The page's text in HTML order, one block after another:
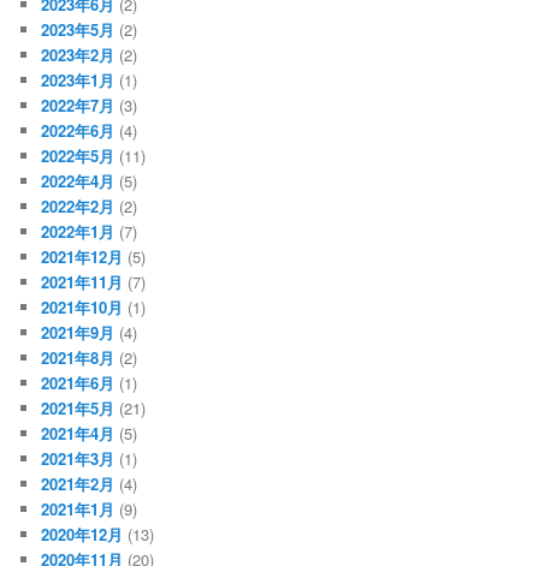
2023年5月 (2)
2023年2月 (2)
2023年1月 (1)
2022年7月 (3)
2022年6月 (4)
2022年5月 (11)
2022年4月 (5)
2022年2月 (2)
2022年1月 (7)
2021年12月 (5)
2021年11月 (7)
2021年10月 (1)
2021年9月 (4)
2021年8月 (2)
2021年6月 (1)
2021年5月 (21)
2021年4月 (5)
2021年3月 (1)
2021年2月 (4)
2021年1月 (9)
2020年12月 (13)
2020年11月 (20)